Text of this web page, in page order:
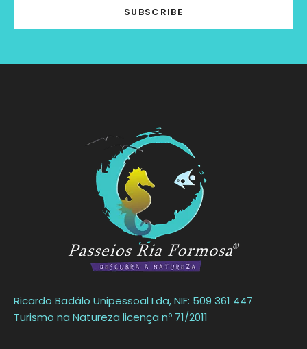
Ricardo Badálo Unipessoal Lda, NIF: 509 361 447
Turismo na Natureza licença nº 71/2011